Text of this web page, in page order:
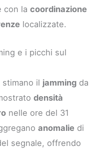
con lacoordinazione
localizzate.
e i picchi sul
stimano il jamming da
densità
nelle ore del 31
anomalie di
segnale, offrendo